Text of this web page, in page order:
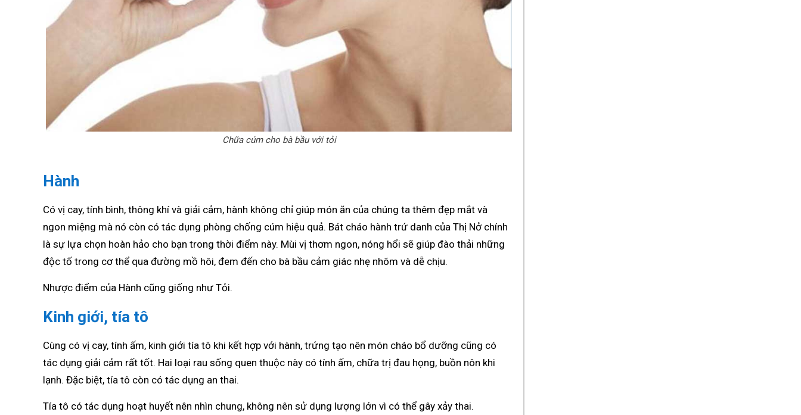
Chữa cúm cho bà bầu với tỏi
Hành
Có vị cay, tính bình, thông khí và giải cảm, hành không chỉ giúp món ăn của chúng ta thêm đẹp mắt và
ngon miệng mà nó còn có tác dụng phòng chống cúm hiệu quả. Bát cháo hành trứ danh của Thị Nở chính
là sự lựa chọn hoàn hảo cho bạn trong thời điểm này. Mùi vị thơm ngon, nóng hổi sẽ giúp đào thải những
độc tố trong cơ thể qua đường mồ hôi, đem đến cho bà bầu cảm giác nhẹ nhõm và dễ chịu.
Nhược điểm của Hành cũng giống như Tỏi.
Kinh giới, tía tô
Cùng có vị cay, tính ấm, kinh giới tía tô khi kết hợp với hành, trứng tạo nên món cháo bổ dưỡng cũng có
tác dụng giải cảm rất tốt. Hai loại rau sống quen thuộc này có tính ấm, chữa trị đau họng, buồn nôn khi
lạnh. Đặc biệt, tía tô còn có tác dụng an thai.
Tía tô có tác dụng hoạt huyết nên nhìn chung, không nên sử dụng lượng lớn vì có thể gây xảy thai.